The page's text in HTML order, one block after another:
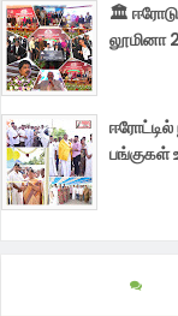
🏛️ ஈரோடு
லூமினா
பங்குகள்